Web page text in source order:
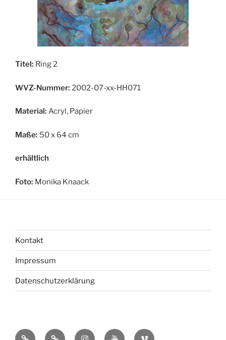
Titel: Ring 2
WVZ-Nummer: 2002-07-xx-HH071
Material: Acryl, Papier
Maße: 50 x 64 cm
erhältlich
Foto: Monika Knaack
Kontakt
Impressum
Datenschutzerklärung
bsky MastadonInstagramYou Vimeo